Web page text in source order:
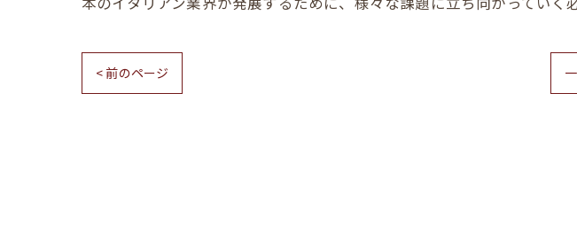
< 前のページ